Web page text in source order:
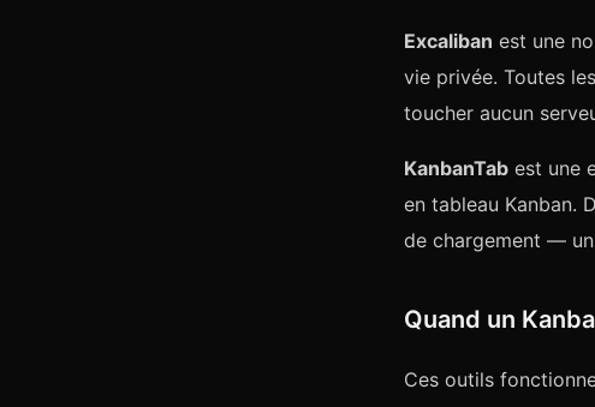
Excaliban est une
vie privée. Toutes
toucher aucun
KanbanTab est une
en tableau Kanban.
de chargement —
Quand un
Ces outils